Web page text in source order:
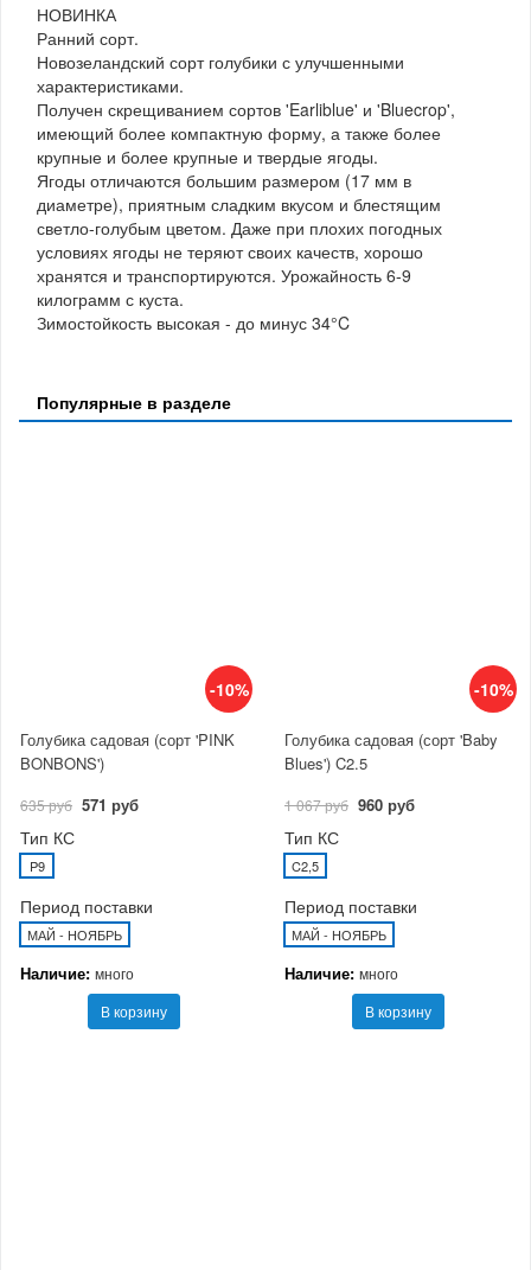
НОВИНКА
Ранний сорт.
Новозеландский сорт голубики с улучшенными
характеристиками.
Получен скрещиванием сортов 'Earliblue' и 'Bluecrop',
имеющий более компактную форму, а также более
крупные и более крупные и твердые ягоды.
Ягоды отличаются большим размером (17 мм в
диаметре), приятным сладким вкусом и блестящим
светло-голубым цветом. Даже при плохих погодных
условиях ягоды не теряют своих качеств, хорошо
хранятся и транспортируются. Урожайность 6-9
килограмм с куста.
Зимостойкость высокая - до минус 34°C
Популярные в разделе
-10%
Голубика садовая (сорт 'PINK
BONBONS')
635 руб 571 руб
Тип КС
P9
Период поставки
МАЙ - НОЯБРЬ
Наличие: много
В корзину
-10%
Голубика садовая (сорт 'Baby
Blues') C2.5
1 067 руб 960 руб
Тип КС
C2,5
Период поставки
МАЙ - НОЯБРЬ
Наличие: много
В корзину